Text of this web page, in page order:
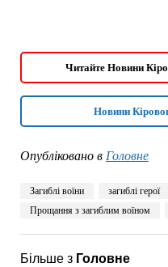
Читайте Новини
Новини
Опубліковано в Головне
Загиблі воїни загиблі герої
Прощання з загиблим воїном
Більше з Головне